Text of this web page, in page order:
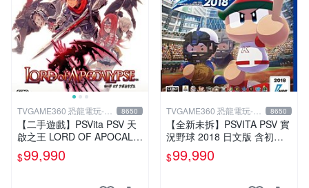
TVGAME360 恐龍電玩-台
中店
8650
【二手遊戲】PSVita PSV 天
啟之王 LORD OF APOCALY
PSE 日文版【台中恐龍電
玩】
$99,990
TVGAME360 恐龍電玩-台
中店
8650
【全新未拆】PSVITA PSV 實
況野球 2018 日文版 含初回
限定特典【台中恐龍電玩】
$99,990